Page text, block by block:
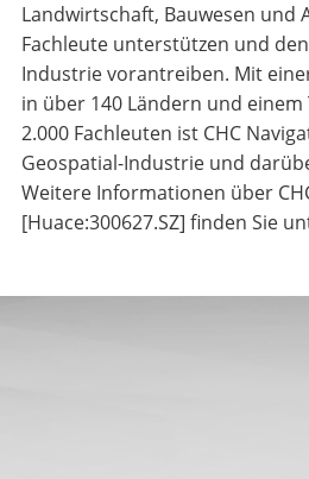
Landwirtschaft, Bauwesen und
Fachleute unterstützen und
Industrie vorantreiben. Mit
in über 140 Ländern und
2.000 Fachleuten ist CHC
Geospatial-Industrie und
Weitere Informationen über
[Huace:300627.SZ] finden Sie